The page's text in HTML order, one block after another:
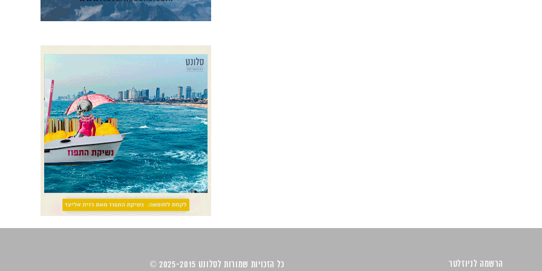
הרשמה לניוזלטר כל הזכויות שמורות לסלונט 2025-2015 ©